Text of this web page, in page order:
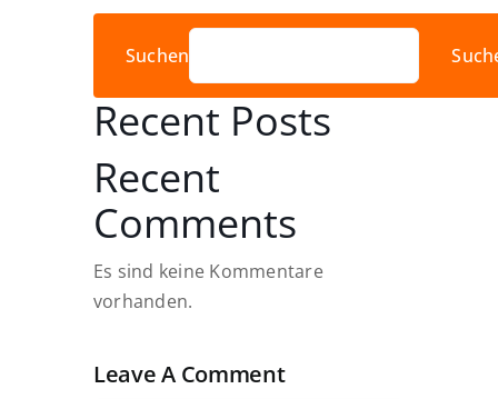
Suchen
Recent Posts
Recent
Comments
Es sind keine Kommentare
vorhanden.
Leave A Comment